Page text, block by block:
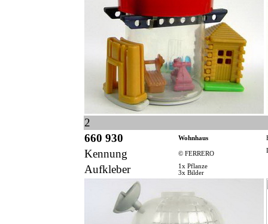
2
660 930
Wohnhaus
Kennung © FERRERO
Aufkleber
1x Pflanze
3x Bilder